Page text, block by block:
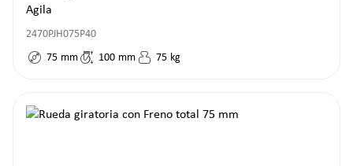
Agila
2470PJH075P40
75 mm 100 mm 75 kg